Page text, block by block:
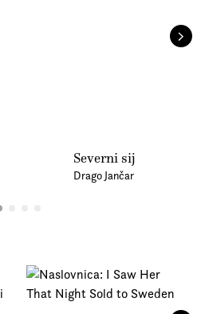
Severni sij
Drago Jančar